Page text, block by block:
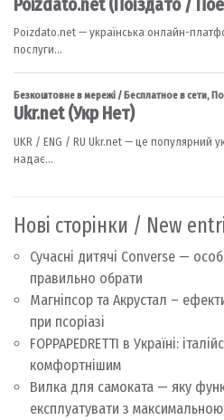
Нові сторінки / New
Сучасні дитячі Converse —
правильно обрати
Магніпсор та Акрустал –
при псоріазі
FOPPAPEDRETTI в Україні:
комфортнішим
Вилка для самоката — яку
експлуатувати з